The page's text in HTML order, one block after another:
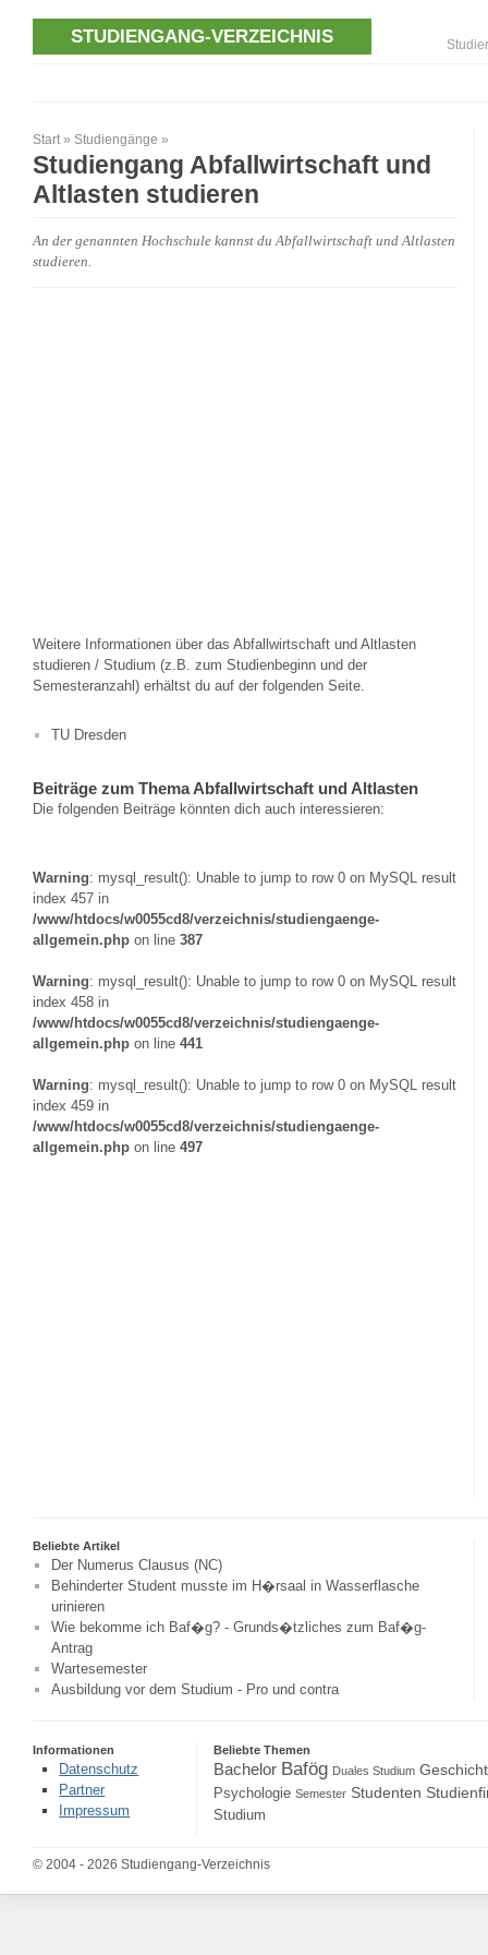
STUDIENGANG-VERZEICHNIS
Start » Studiengänge »
Studiengang Abfallwirtschaft und
Altlasten studieren
An der genannten Hochschule kannst du Abfallwirtschaft und Altlasten
studieren.
Weitere Informationen über das Abfallwirtschaft und Altlasten
studieren / Studium (z.B. zum Studienbeginn und der
Semesteranzahl) erhältst du auf der folgenden Seite.
TU Dresden
Beiträge zum Thema Abfallwirtschaft und Altlasten
Die folgenden Beiträge könnten dich auch interessieren:
Warning: mysql_result(): Unable to jump to row 0 on MySQL result
index 457 in
/www/htdocs/w0055cd8/verzeichnis/studiengaenge-
allgemein.php on line 387
Warning: mysql_result(): Unable to jump to row 0 on MySQL result
index 458 in
/www/htdocs/w0055cd8/verzeichnis/studiengaenge-
allgemein.php on line 441
Warning: mysql_result(): Unable to jump to row 0 on MySQL result
index 459 in
/www/htdocs/w0055cd8/verzeichnis/studiengaenge-
allgemein.php on line 497
Beliebte Artikel
Der Numerus Clausus (NC)
Behinderter Student musste im H�rsaal in Wasserflasche
urinieren
Wie bekomme ich Baf�g? - Grunds�tzliches zum Baf�g-
Antrag
Wartesemester
Ausbildung vor dem Studium - Pro und contra
Informationen
Datenschutz
Partner
Impressum
Beliebte Themen
Bachelor Bafög Duales Studium
Psychologie Semester Studenten
Studium
© 2004 - 2026 Studiengang-Verzeichnis